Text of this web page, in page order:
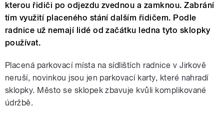
kterou řidiči po odjezdu zvednou a zamknou. Zabrání
tím využití placeného stání dalším řidičem. Podle
radnice už nemají lidé od začátku ledna tyto sklopky
používat.
Placená parkovací místa na sídlištích radnice v Jirkově
neruší, novinkou jsou jen parkovací karty, které nahradí
sklopky. Město se sklopek zbavuje kvůli komplikované
údržbě.